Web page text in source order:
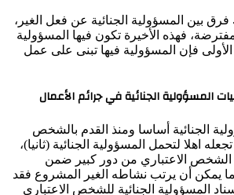
فرق بين المسؤولية الجنائية عن فعل الغير،
فهذه الأخيرة تكون فيها المسؤولية
فإن المسؤولية فيها تبنى على عمل
المسؤولية الجنائية في جرائم الأعمال
الجنائية أساسا ومنذ القدم بالشخص
اهلا لتحمل المسؤولية الجنائية (ثانيا)،
الشخص الاعتباري من دور كبير ضمن
يمكن أن يرتب نشاطه الغير المشروع فقد
المسؤولية الجنائية للشخص الاعتباري